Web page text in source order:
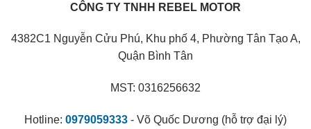
CÔNG TY TNHH REBEL MOTOR
4382C1 Nguyễn Cửu Phú, Khu phố 4, Phường Tân Tạo A,
Quận Bình Tân
MST: 0316256632
Hotline: 0979059333 - Võ Quốc Dương (hỗ trợ đại lý)